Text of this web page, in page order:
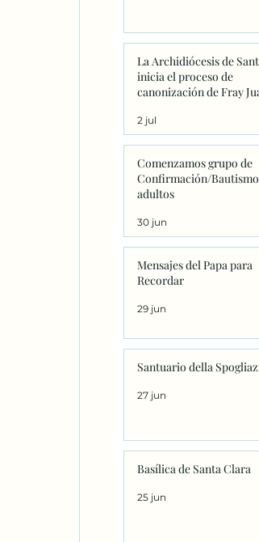
La Archidiócesis de
inicia el proceso de
canonización de Fray
primeros decretos en
Sanxenxo
2 jul
Comenzamos grupo de
Confirmación/
adultos
30 jun
Mensajes del Papa para
Recordar
29 jun
Santuario della
27 jun
Basílica de Santa Clara
25 jun